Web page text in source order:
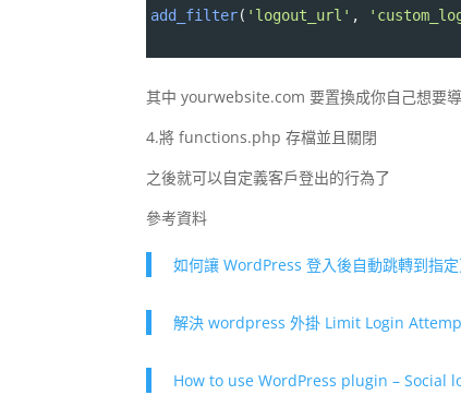
add_filter( 'logout_url' ,
其中 yourwebsite.com 要置換成你自己想要
4.將 functions.php 存檔並且關閉
之後就可以自定義客戶登出的行為了
參考資料
如何讓 WordPress 登入後自動跳轉到指
解決 wordpress 外掛 Limit Login
How to use WordPress plugin – Social